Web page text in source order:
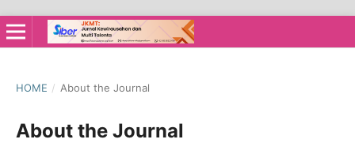
HOME / About the Journal
About the Journal